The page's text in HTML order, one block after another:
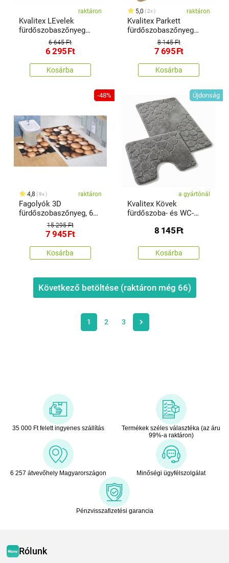
raktáron
Kvalitex LEvelek
fürdőszobaszőnyeg
bordó, 60 x 100 cm
6 645 Ft
6 295Ft
Kosárba
5,0 2x raktáron
Kvalitex Parkett
fürdőszobaszőnyeg
szett bézs, 60 x 100 cm,
60 x 50 cm
8 145 Ft
7 695Ft
Kosárba
-48%
4,8 9x raktáron
Fagolyók 3D
fürdőszobaszőnyeg, 60
x 100 + 60 x 50 cm
15 295 Ft
7 945Ft
Kosárba
Újdonság
a gyártónál
Kvalitex Kövek
fürdőszoba- és WC-
100 cm, 60 x 50 cm
8 145Ft
Kosárba
Következő betöltése (raktáron még 66)
1 2 3
35 000 Ft felett ingyenes szállítás
Termékek széles választéka (az áru
99%-a raktáron)
6 257 átvevőhely Magyarországon Minőségi ügyfélszolgálat
Pénzvisszafizetési garancia
Rólunk